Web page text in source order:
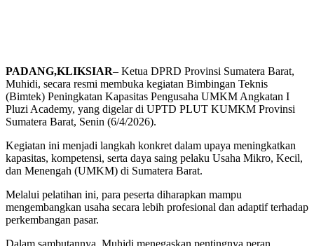
PADANG,KLIKSIAR– Ketua DPRD Provinsi Sumatera Barat,
Muhidi, secara resmi membuka kegiatan Bimbingan Teknis
(Bimtek) Peningkatan Kapasitas Pengusaha UMKM Angkatan I
Pluzi Academy, yang digelar di UPTD PLUT KUMKM Provinsi
Sumatera Barat, Senin (6/4/2026).
Kegiatan ini menjadi langkah konkret dalam upaya meningkatkan
kapasitas, kompetensi, serta daya saing pelaku Usaha Mikro, Kecil,
dan Menengah (UMKM) di Sumatera Barat.
Melalui pelatihan ini, para peserta diharapkan mampu
mengembangkan usaha secara lebih profesional dan adaptif terhadap
perkembangan pasar.
Dalam sambutannya, Muhidi menegaskan pentingnya peran